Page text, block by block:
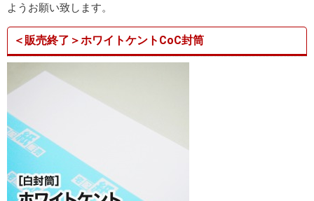
ようお願い致します。
＜販売終了＞ホワイトケントCoC封筒